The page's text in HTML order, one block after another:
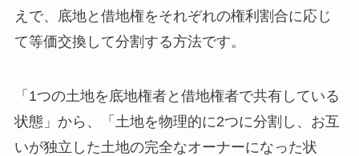
えで、底地と借地権をそれぞれの権利割合に応じ
て等価交換して分割する方法です。
「1つの土地を底地権者と借地権者で共有している
状態」から、「土地を物理的に2つに分割し、お互
いが独立した土地の完全なオーナーになった状